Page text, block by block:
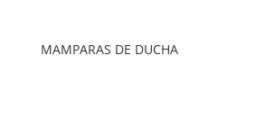
MAMPARAS DE DUCHA